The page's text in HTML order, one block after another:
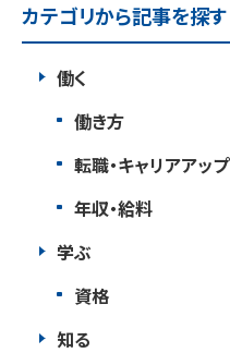
カテゴリから記事を探す
働く
働き方
転職・キャリアアップ
年収・給料
学ぶ
資格
知る